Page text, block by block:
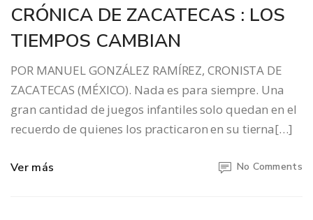
CRÓNICA DE ZACATECAS : LOS
TIEMPOS CAMBIAN
POR MANUEL GONZÁLEZ RAMÍREZ, CRONISTA DE
ZACATECAS (MÉXICO). Nada es para siempre. Una
gran cantidad de juegos infantiles solo quedan en el
recuerdo de quienes los practicaron en su tierna[…]
Ver más No Comments